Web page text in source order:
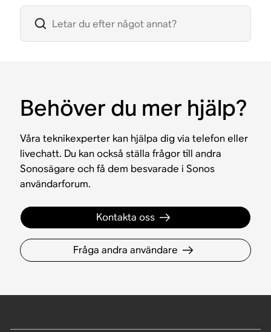
Behöver du mer hjälp?
Våra teknikexperter kan hjälpa dig via telefon eller
livechatt. Du kan också ställa frågor till andra
Sonosägare och få dem besvarade i Sonos
användarforum.
Kontakta oss
Fråga andra användare